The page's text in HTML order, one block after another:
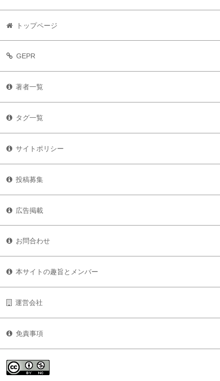
トップページ
GEPR
著者一覧
タグ一覧
サイトポリシー
投稿募集
広告掲載
お問合わせ
本サイトの趣旨とメンバー
運営会社
免責事項